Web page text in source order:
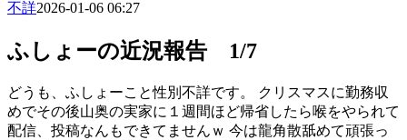
不詳2026-01-06 06:27
ふしょーの近況報告 1/7
どうも、ふしょーこと性別不詳です。 クリスマスに勤務収
めでその後山奥の実家に１週間ほど帰省したら喉をやられて
配信、投稿なんもできてませんｗ 今は龍角散舐めて頑張っ